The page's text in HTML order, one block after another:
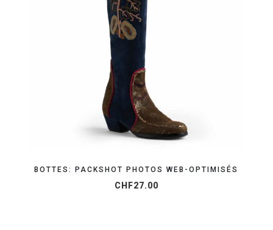
ORGANISEZ VOTRE SHOOTING
BOTTES: PACKSHOT PHOTOS WEB-OPTIMISÉS
CHF27.00